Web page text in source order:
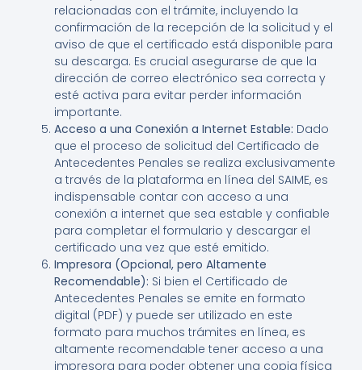
relacionadas con el trámite, incluyendo la
confirmación de la recepción de la solicitud y el
aviso de que el certificado está disponible para
su descarga. Es crucial asegurarse de que la
dirección de correo electrónico sea correcta y
esté activa para evitar perder información
importante.
Acceso a una Conexión a Internet Estable: Dado
que el proceso de solicitud del Certificado de
Antecedentes Penales se realiza exclusivamente
a través de la plataforma en línea del SAIME, es
indispensable contar con acceso a una
conexión a internet que sea estable y confiable
para completar el formulario y descargar el
certificado una vez que esté emitido.
Impresora (Opcional, pero Altamente
Recomendable): Si bien el Certificado de
Antecedentes Penales se emite en formato
digital (PDF) y puede ser utilizado en este
formato para muchos trámites en línea, es
altamente recomendable tener acceso a una
impresora para poder obtener una copia física